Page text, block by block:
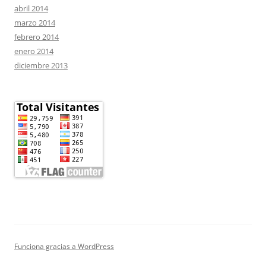
abril 2014
marzo 2014
febrero 2014
enero 2014
diciembre 2013
Funciona gracias a WordPress